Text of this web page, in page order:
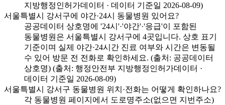
지방행정인허가데이터 · 데이터 기준일 2026-08-09)
서울특별시 강서구에 야간·24시 동물병원 있어요?
공공데이터 상호명에 '24시'·'야간'·'응급'이 포함된
동물병원은 서울특별시 강서구에 4곳입니다. 상호 표기
기준이며 실제 야간·24시간 진료 여부와 시간은 변동될
수 있어 방문 전 전화로 확인하세요. (출처: 공공데이터
상호명) (출처: 행정안전부 지방행정인허가데이터 ·
데이터 기준일 2026-08-09)
서울특별시 강서구 동물병원 위치·전화는 어떻게 확인하나요?
각 동물병원 페이지에서 도로명주소(없으면 지번주소)